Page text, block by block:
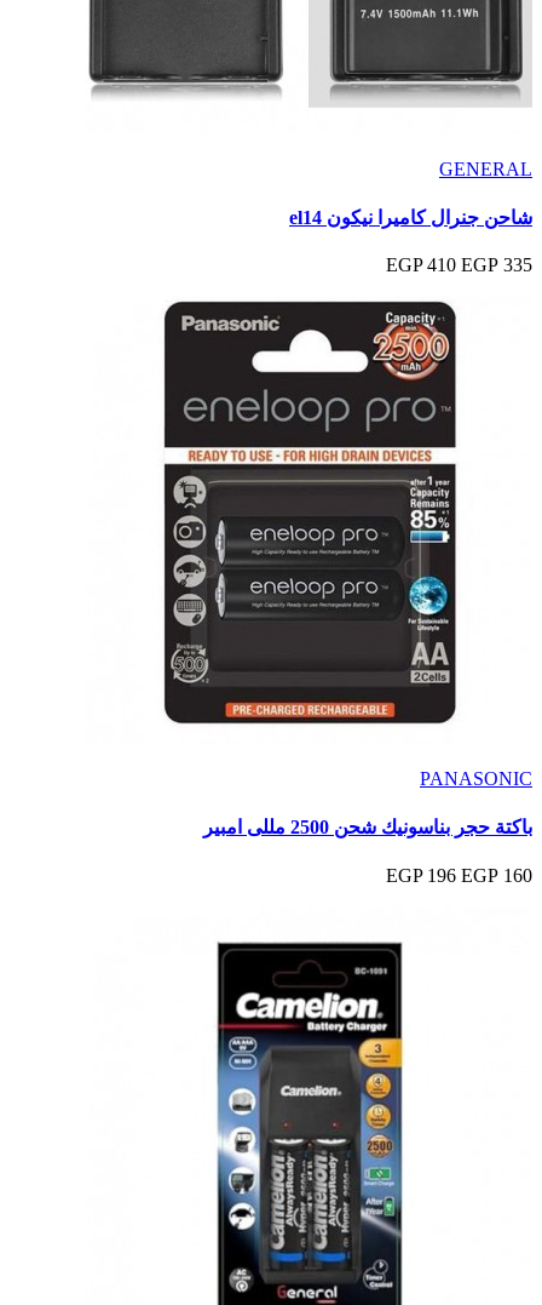
GENERAL
شاحن جنرال كاميرا نيكون el14
335 EGP
410 EGP
PANASONIC
باكتة حجر بناسونيك شحن 2500 مللى امبير
160 EGP
196 EGP